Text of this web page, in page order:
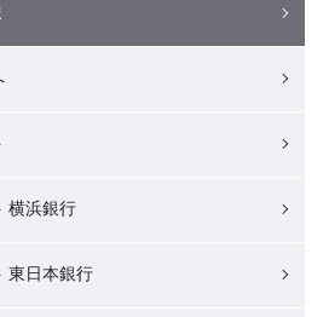
横浜銀行
東日本銀行